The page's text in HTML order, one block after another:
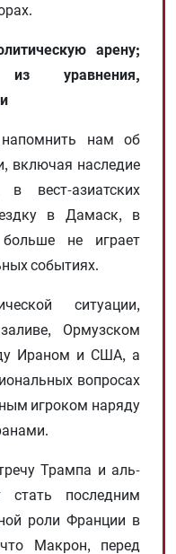
арену;
уравнения,
нам об
включая наследие
вест-азиатских
в Дамаск, в
больше не играет
событиях.
ситуации,
Ормузском
Ираном и США, а
вопросах
игроком наряду
Трампа и аль-
последним
роли Франции в
Макрон, перед